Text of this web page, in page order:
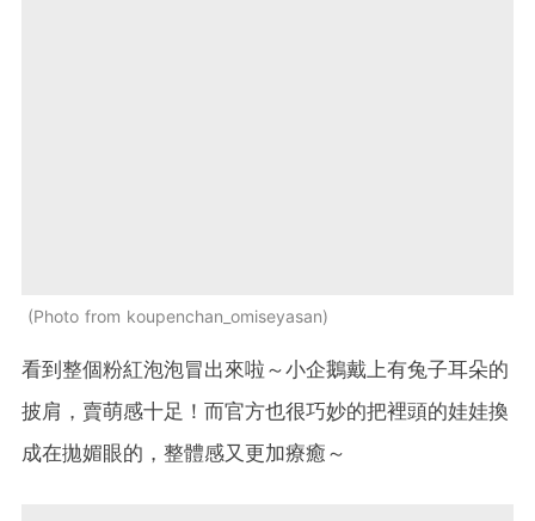
Photo from koupenchan_omiseyasan
看到整個粉紅泡泡冒出來啦～小企鵝戴上有兔子耳朵的
披肩，賣萌感十足！而官方也很巧妙的把裡頭的娃娃換
成在拋媚眼的，整體感又更加療癒～